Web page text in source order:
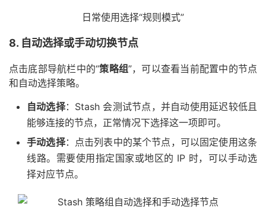
日常使用选择“规则模式”
8. 自动选择或手动切换节点
点击底部导航栏中的“策略组”，可以查看当前配置中的节点
和自动选择策略。
自动选择：Stash 会测试节点，并自动使用延迟较低且
能够连接的节点，正常情况下选择这一项即可。
手动选择：点击列表中的某个节点，可以固定使用这条
线路。需要使用指定国家或地区的 IP 时，可以手动选
择对应节点。